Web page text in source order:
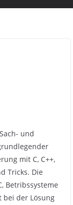
und
mit C, C++,
Tricks. Die
Betribssysteme
bei der Lösung